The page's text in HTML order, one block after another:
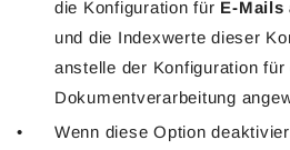
die Konfiguration für E-Mails
und die Indexwerte dieser
anstelle der Konfiguration für
Dokumentverarbeitung
Wenn diese Option